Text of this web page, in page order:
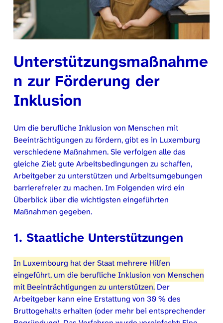
Unterstützungsmaßnahme
n zur Förderung der
Inklusion
Um die berufliche Inklusion von Menschen mit
Beeinträchtigungen zu fördern, gibt es in Luxemburg
verschiedene Maßnahmen. Sie verfolgen alle das
gleiche Ziel: gute Arbeitsbedingungen zu schaffen,
Arbeitgeber zu unterstützen und Arbeitsumgebungen
barrierefreier zu machen. Im Folgenden wird ein
Überblick über die wichtigsten eingeführten
Maßnahmen gegeben.
1. Staatliche Unterstützungen
In Luxembourg hat der Staat mehrere Hilfen
eingeführt, um die berufliche Inklusion von Menschen
mit Beeinträchtigungen zu unterstützen.Der
Arbeitgeber kann eine Erstattung von 30 % des
Bruttogehalts erhalten (oder mehr bei entsprechender